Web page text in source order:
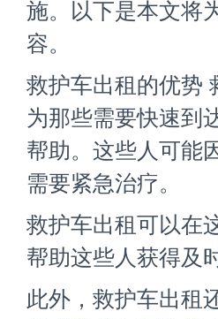
施。以下是本文将
容。
救护车出租的优势
为那些需要快速到
帮助。这些人可能
需要紧急治疗。
救护车出租可以在
帮助这些人获得及
此外，救护车出租